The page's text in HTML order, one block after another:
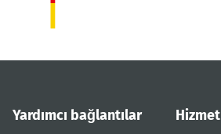
Yardımcı bağlantılar Hizmet